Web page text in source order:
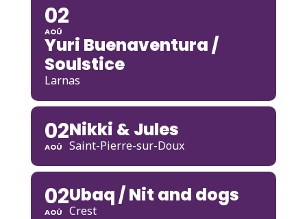
02
AOÛ
Yuri Buenaventura /
Soulstice
Larnas
02
AOÛ
Nikki & Jules
Saint-Pierre-sur-Doux
02
AOÛ
Ubaq / Nit and dogs
Crest